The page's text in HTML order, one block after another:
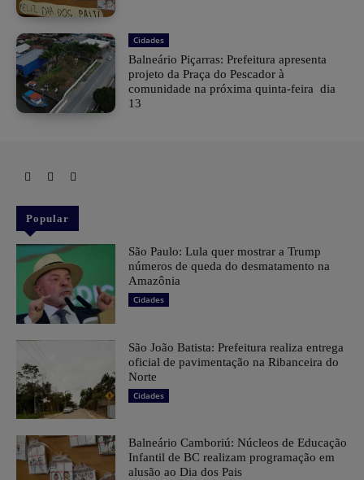
Cidades
Balneário Piçarras: Prefeitura apresenta
projeto da Praça do Pescador à
comunidade na próxima quinta-feira dia
13
Popular
São Paulo: Lula quer mostrar a Trump
números de queda do desmatamento na
Amazônia
Cidades
São João Batista: Prefeitura realiza entrega
oficial de pavimentação na Ribanceira do
Norte
Cidades
Balneário Camboriú: Núcleos de Educação
Infantil de BC realizam programação em
alusão ao Dia dos Pais